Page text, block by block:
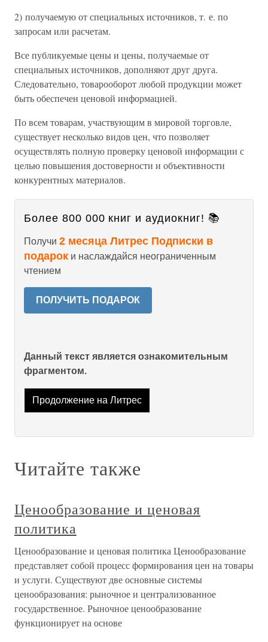
2) получаемую от специальных источников, т. е. по
запросам или расчетам.
Все публикуемые цены и цены, получаемые от
специальных источников, дополняют друг друга.
Следовательно, товарооборот любой продукции может
быть обеспечен ценовой информацией.
По всем товарам, участвующим в мировой торговле,
существует несколько видов цен, что позволяет
осуществлять полную проверку ценовой информации с
целью повышения достоверности и объективности
конкурентных материалов.
Более 800 000 книг и аудиокниг! 📚
Получи 2 месяца Литрес Подписки в
подарок и наслаждайся неограниченным
чтением
ПОЛУЧИТЬ ПОДАРОК
Данный текст является ознакомительным
фрагментом.
Продолжение на Литрес
Читайте также
Ценообразование и ценовая
политика
Ценообразование и ценовая политика Ценообразование
представляет собой процесс формирования цен на товары
и услуги. Существуют две основные системы
ценообразования: рыночное и централизованное
государственное. Рыночное ценообразование
функционирует на основе